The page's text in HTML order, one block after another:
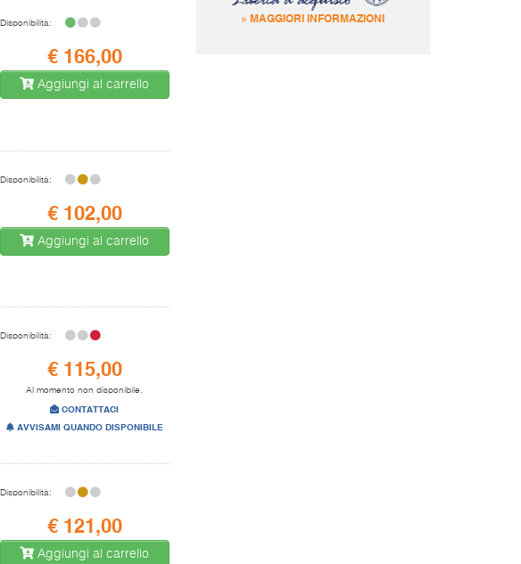
Disponibilità:
€ 166,00
Aggiungi al carrello
Disponibilità:
€ 102,00
Aggiungi al carrello
Disponibilità:
€ 115,00
Al momento non disponibile.
CONTATTACI
AVVISAMI QUANDO DISPONIBILE
Disponibilità:
€ 121,00
Aggiungi al carrello
» MAGGIORI INFORMAZIONI